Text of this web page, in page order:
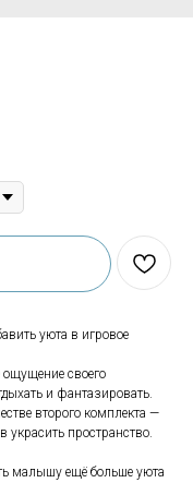
уюта в игровое
ощущение своего
и фантазировать.
второго комплекта —
украсить пространство.
малышу ещё больше уюта